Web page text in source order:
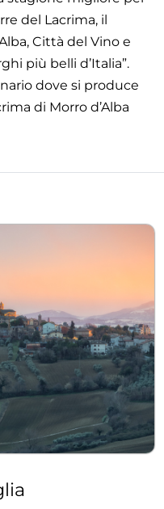
del Lacrima, il
Città del Vino e
più belli d’Italia”.
dove si produce
di Morro d’Alba